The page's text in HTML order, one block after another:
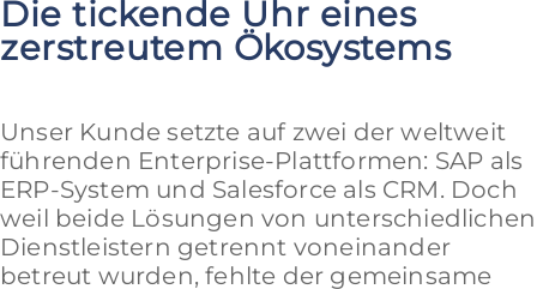
Die tickende Uhr eines
zerstreutem Ökosystems
Unser Kunde setzte auf zwei der weltweit
führenden Enterprise-Plattformen: SAP als
ERP-System und Salesforce als CRM. Doch
weil beide Lösungen von unterschiedlichen
Dienstleistern getrennt voneinander
betreut wurden, fehlte der gemeinsame